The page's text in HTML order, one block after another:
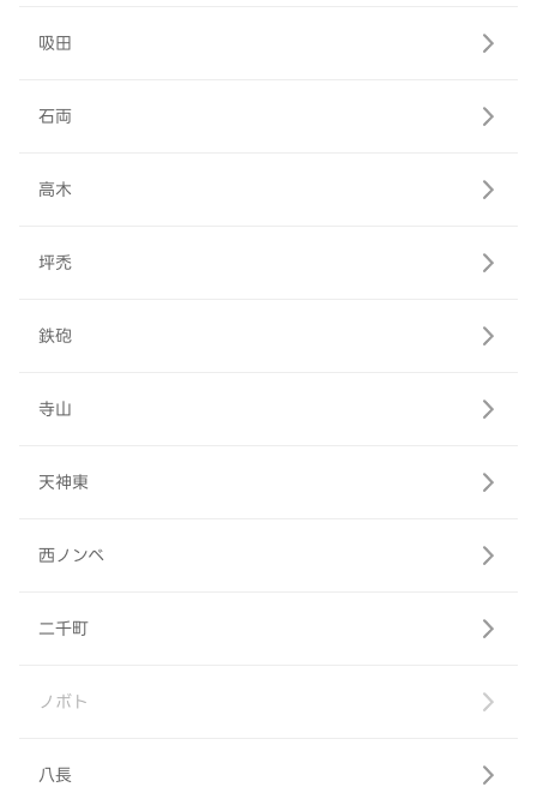
吸田
石両
高木
坪禿
鉄砲
寺山
天神東
西ノンベ
二千町
ノボト
八長